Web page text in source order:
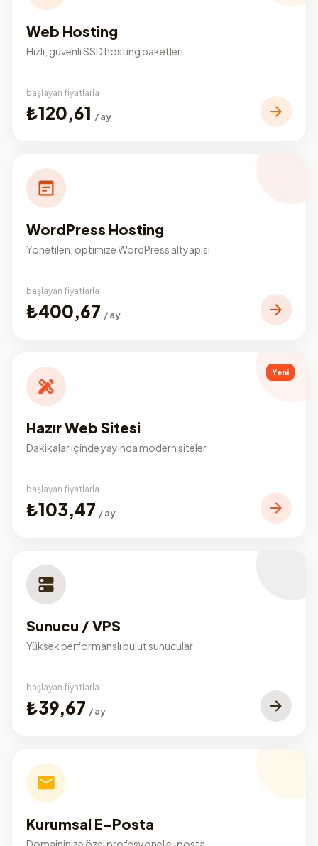
Web Hosting
Hızlı, güvenli SSD hosting paketleri
başlayan fiyatlarla
₺120,61 / ay
WordPress Hosting
Yönetilen, optimize WordPress altyapısı
başlayan fiyatlarla
₺400,67 / ay
Yeni
Hazır Web Sitesi
Dakikalar içinde yayında modern siteler
başlayan fiyatlarla
₺103,47 / ay
Sunucu / VPS
Yüksek performanslı bulut sunucular
başlayan fiyatlarla
₺39,67 / ay
Kurumsal E-Posta